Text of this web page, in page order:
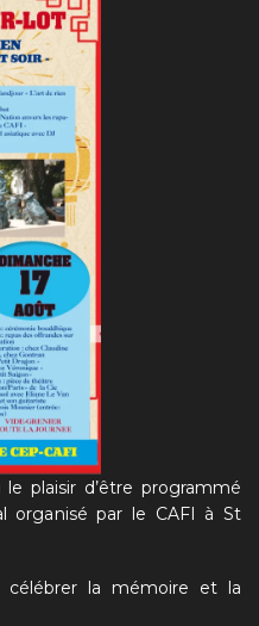
plaisir d’être programmé
organisé par le CAFI à St
célébrer la mémoire et la